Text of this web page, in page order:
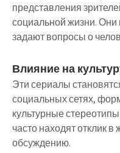
представления
социальной жизни. Они
задают вопросы о
Влияние на
Эти сериалы
социальных сетях,
культурные
часто находят отклик
обсуждению.